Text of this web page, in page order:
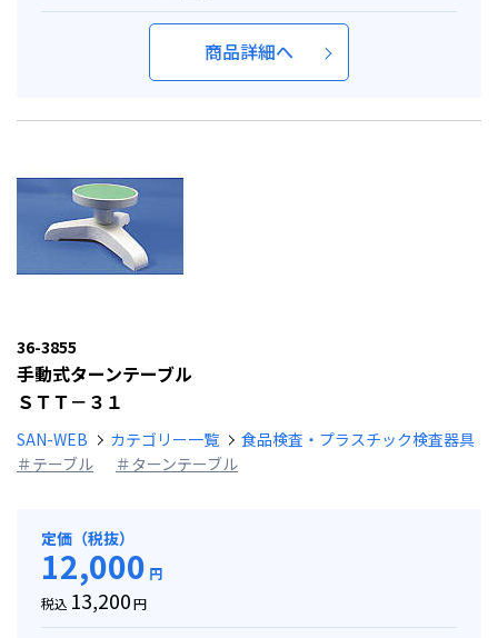
商品詳細へ
36-3855
手動式ターンテーブル
ＳＴＴ－３１
SAN-WEB カテゴリー一覧
食品検査・プラスチック検査器具
＃テーブル
＃ターンテーブル
定価（税抜）
12,000 円
税込 13,200円